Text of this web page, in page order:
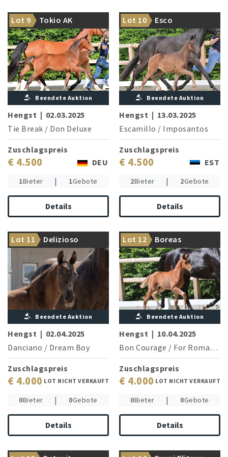
Lot 9 Tokio AK
Eng verwandt mit Grand Prix-
Star Daytona Platinum
Beendete Auktion
Hengst | 02.03.2025
Tie Break / Don Deluxe
Zuschlagspreis
€ 4.500 DEU
1Bieter | 1Gebote
Details
Lot 10 Esco
Escamillo trifft auf den
berühmten Elfen-Stamm
Beendete Auktion
Hengst | 13.03.2025
Escamillo / Imposantos
Zuschlagspreis
€ 4.500 EST
2Bieter | 2Gebote
Details
Lot 11 Delizioso
Glock’s Taminiau ist der
Onkel
Beendete Auktion
Hengst | 02.04.2025
Danciano / Dream Boy
Zuschlagspreis
€ 4.000 LOT NICHT VERKAUFT
0Bieter | 0Gebote
Details
Lot 12 Boreas
Painted Black lässt grüßen!
Beendete Auktion
Hengst | 10.04.2025
Bon Courage / For Romance I
Zuschlagspreis
€ 4.000 LOT NICHT VERKAUFT
0Bieter | 0Gebote
Details
Aus dem Stamm von
Championatshengst Dante